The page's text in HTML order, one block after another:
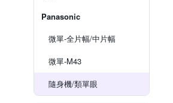
Panasonic
微單-全片幅/中片幅
微單-M43
隨身機/類單眼